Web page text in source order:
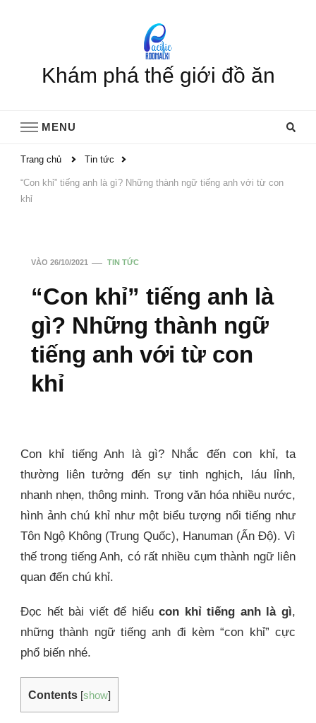
Khám phá thế giới đồ ăn
MENU
Trang chủ Tin tức
“Con khỉ” tiếng anh là gì? Những thành ngữ tiếng anh với từ con
khỉ
VÀO 26/10/2021 TIN TỨC
“Con khỉ” tiếng anh là
gì? Những thành ngữ
tiếng anh với từ con
khỉ
Con khỉ tiếng Anh là gì? Nhắc đến con khỉ, ta
thường liên tưởng đến sự tinh nghịch, láu lỉnh,
nhanh nhẹn, thông minh. Trong văn hóa nhiều nước,
hình ảnh chú khỉ như một biểu tượng nổi tiếng như
Tôn Ngộ Không (Trung Quốc), Hanuman (Ấn Độ). Vì
thế trong tiếng Anh, có rất nhiều cụm thành ngữ liên
quan đến chú khỉ.
Đọc hết bài viết để hiểucon khỉ tiếng anh là gì,
những thành ngữ tiếng anh đi kèm “con khỉ” cực
phổ biến nhé.
Contents [show]